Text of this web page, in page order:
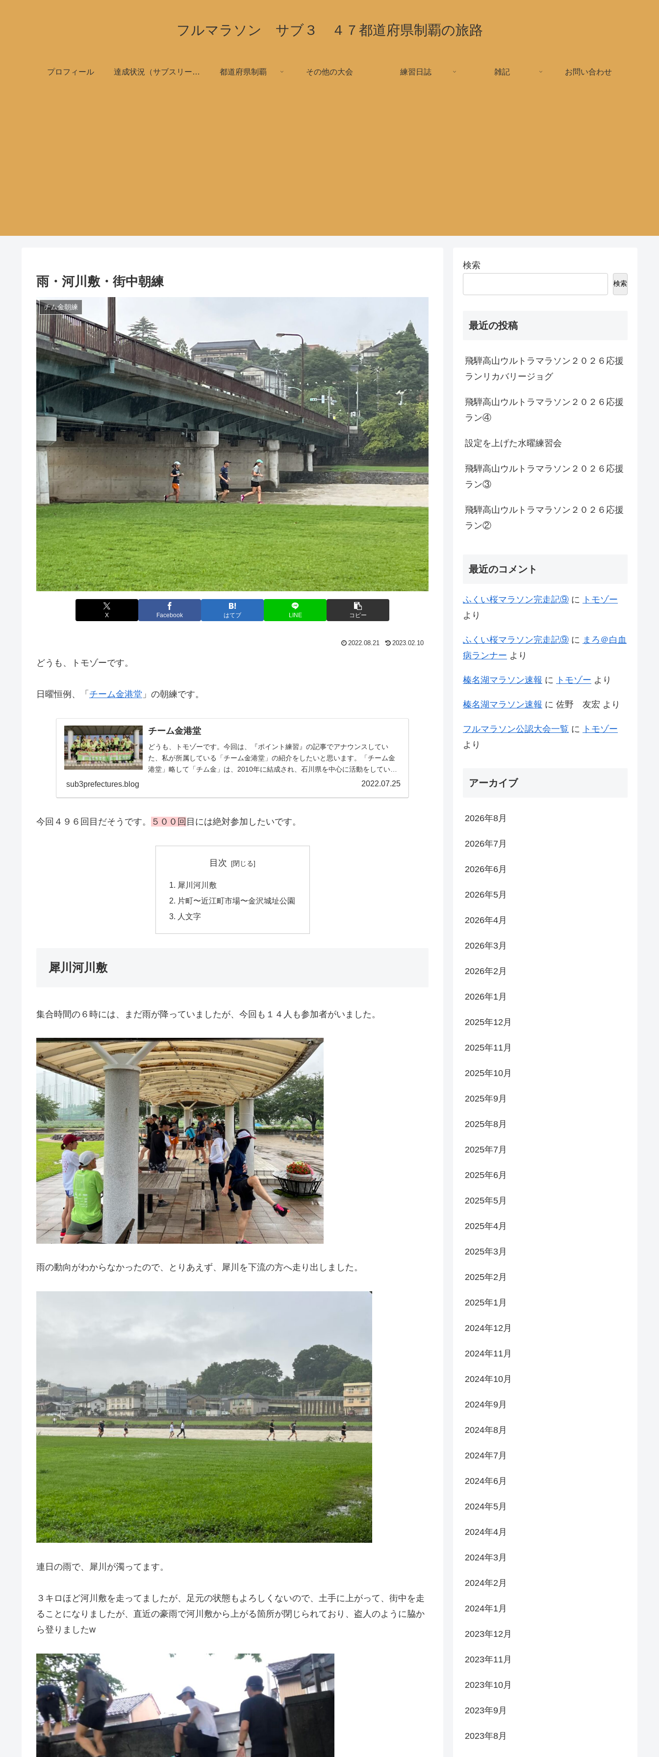
フルマラソン サブ３ ４７都道府県制覇の旅路
プロフィール 達成状況（サブスリーで全国制覇） 都道府県制覇 その他の大会 練習日誌 雑記 お問い合わせ
雨・河川敷・街中朝練
チム金朝練
X Facebook はてブ LINE コピー
2022.08.21 2023.02.10
どうも、トモゾーです。
日曜恒例、「 チーム金港堂 」の朝練です。
チーム金港堂
どうも、トモゾーです。今回は、『ポイント練習』の記事でアナウンスしてい
た、私が所属している「チーム金港堂」の紹介をしたいと思います。「チーム金
港堂」略して「チム金」は、2010年に結成され、石川県を中心に活動をしている
sub3prefectures.blog 2022.07.25
今回４９６回目だそうです。 ５００回 目には絶対参加したいです。
目次
犀川河川敷
片町〜近江町市場〜金沢城址公園
人文字
犀川河川敷
集合時間の６時には、まだ雨が降っていましたが、今回も１４人も参加者がいました。
雨の動向がわからなかったので、とりあえず、犀川を下流の方へ走り出しました。
連日の雨で、犀川が濁ってます。
３キロほど河川敷を走ってましたが、足元の状態もよろしくないので、土手に上がって、街中を走
ることになりましたが、直近の豪雨で河川敷から上がる箇所が閉じられており、盗人のように脇か
ら登りましたw
検索
検索
最近の投稿
飛騨高山ウルトラマラソン２０２６応援
ランリカバリージョグ
飛騨高山ウルトラマラソン２０２６応援
ラン④
設定を上げた水曜練習会
飛騨高山ウルトラマラソン２０２６応援
ラン③
飛騨高山ウルトラマラソン２０２６応援
ラン②
最近のコメント
ふくい桜マラソン完走記⑨ に
トモゾー
より
ふくい桜マラソン完走記⑨ に まろ＠白血
病ランナー より
榛名湖マラソン速報 に トモゾー より
榛名湖マラソン速報 に 佐野 友宏 より
フルマラソン公認大会一覧 に
トモゾー
より
アーカイブ
2026年8月
2026年7月
2026年6月
2026年5月
2026年4月
2026年3月
2026年2月
2026年1月
2025年12月
2025年11月
2025年10月
2025年9月
2025年8月
2025年7月
2025年6月
2025年5月
2025年4月
2025年3月
2025年2月
2025年1月
2024年12月
2024年11月
2024年10月
2024年9月
2024年8月
2024年7月
2024年6月
2024年5月
2024年4月
2024年3月
2024年2月
2024年1月
2023年12月
2023年11月
2023年10月
2023年9月
2023年8月